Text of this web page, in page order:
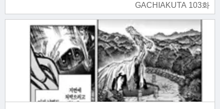
GACHIAKUTA 103화